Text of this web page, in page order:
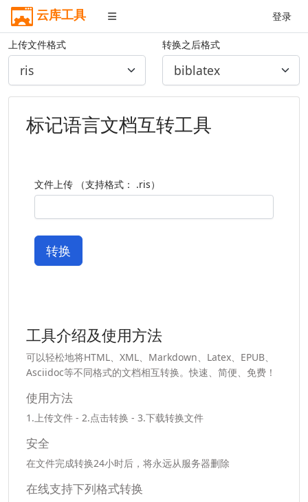
云库工具 登录
上传文件格式 转换之后格式
标记语言文档互转工具
文件上传 （支持格式： .ris）
转换
工具介绍及使用方法
可以轻松地将HTML、XML、Markdown、Latex、EPUB、
Asciidoc等不同格式的文档相互转换。快速、简便、免费！
使用方法
1.上传文件 - 2.点击转换 - 3.下载转换文件
安全
在文件完成转换24小时后，将永远从服务器删除
在线支持下列格式转换